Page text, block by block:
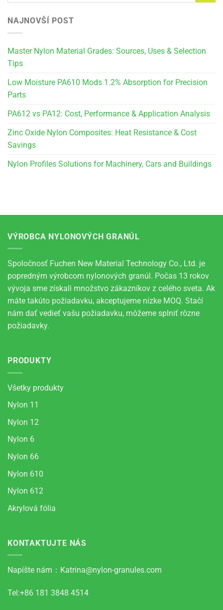
NAJNOVŠÍ POST
Master Nylon Material Grades: Sources, Uses & Selection
Tips
Low Moisture PA610 Mods 1.2% Absorption for Precision
Parts
PA612 vs PA12: Cost, Performance & Application Analysis
Zinc Oxide Nylon Composites: Heat Resistance & Cost
Savings
Nylon Profiles Solutions for Machinery, Cars and Buildings
VÝROBCA NYLONOVÝCH GRANÚL
Spoločnosť Fuchen New Material Technology Co., Ltd. je
popredným výrobcom nylonových granúl. Počas 13 rokov
vývoja sme získali množstvo zákazníkov z celého sveta. Ak
máte takúto požiadavku, akceptujeme nízke MOQ. Stačí
nám dať vedieť vašu požiadavku, môžeme splniť rôzne
požiadavky.
PRODUKTY
Všetky produkty
Nylon 11
Nylon 12
Nylon 6
Nylon 66
Nylon 610
Nylon 612
Akrylová fólia
KONTAKTUJTE NÁS
Napíšte nám： Katrina@nylon-granules.com
Tel:+86 181 3848 4514